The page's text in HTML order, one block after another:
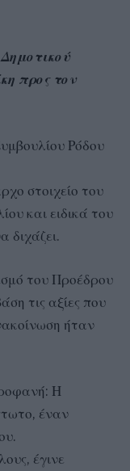
προς τον
Ρόδου
στοιχείο του
και ειδικά του
διχάζει.
του Προέδρου
τις αξίες που
ήταν
Η
έναν
έγινε